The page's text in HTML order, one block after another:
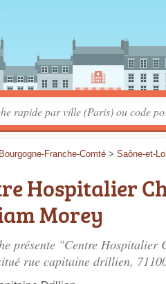
Bourgogne-Franche-Comté > Saône-et-
Hospitalier
Morey
présente "Centre
rue capitaine drillien,